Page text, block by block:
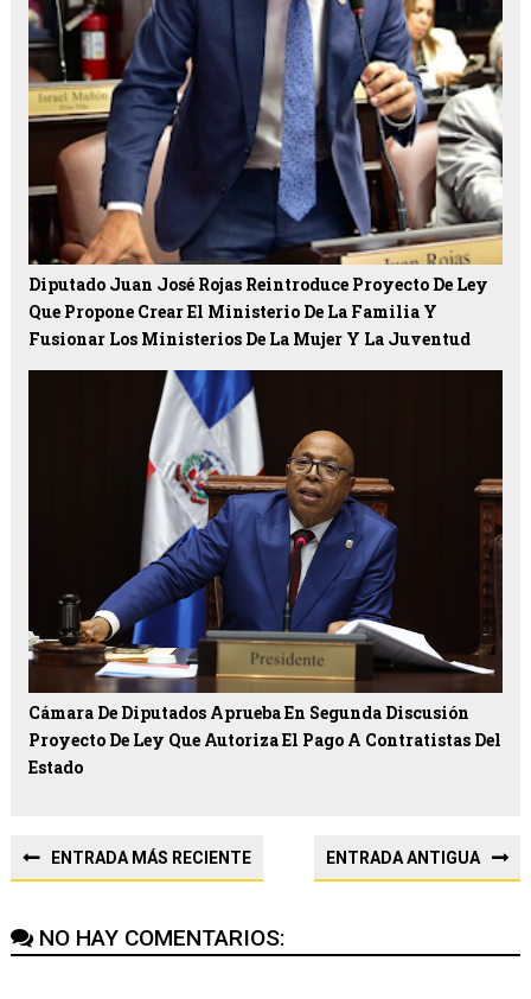
Diputado Juan José Rojas Reintroduce Proyecto De Ley
Que Propone Crear El Ministerio De La Familia Y
Fusionar Los Ministerios De La Mujer Y La Juventud
Cámara De Diputados Aprueba En Segunda Discusión
Proyecto De Ley Que Autoriza El Pago A Contratistas Del
Estado
ENTRADA MÁS RECIENTE ENTRADA ANTIGUA
NO HAY COMENTARIOS: